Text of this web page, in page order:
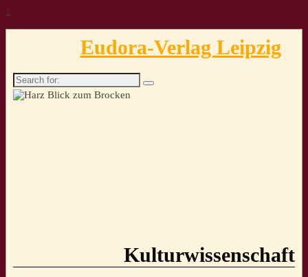
↓
Eudora-Verlag Leipzig
Search
for:
Kulturwissenschaft